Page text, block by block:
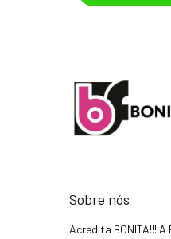
Sobre nós
Acredita BONITA!!! A